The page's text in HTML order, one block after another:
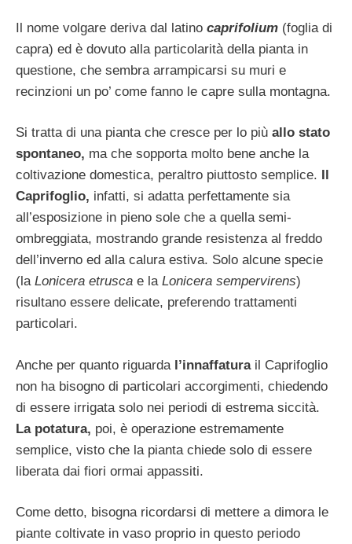
Il nome volgare deriva dal latino caprifolium (foglia di
capra) ed è dovuto alla particolarità della pianta in
questione, che sembra arrampicarsi su muri e
recinzioni un po’ come fanno le capre sulla montagna.
Si tratta di una pianta che cresce per lo più allo stato
spontaneo, ma che sopporta molto bene anche la
coltivazione domestica, peraltro piuttosto semplice.
Caprifoglio, infatti, si adatta perfettamente sia
all’esposizione in pieno sole che a quella semi-
ombreggiata, mostrando grande resistenza al freddo
dell’inverno ed alla calura estiva. Solo alcune specie
(la Lonicera etrusca e la Lonicera sempervirens)
risultano essere delicate, preferendo trattamenti
particolari.
Anche per quanto riguarda l’innaffaturail Caprifoglio
non ha bisogno di particolari accorgimenti, chiedendo
di essere irrigata solo nei periodi di estrema siccità.
La potatura, poi, è operazione estremamente
semplice, visto che la pianta chiede solo di essere
liberata dai fiori ormai appassiti.
Come detto, bisogna ricordarsi di mettere a dimora le
piante coltivate in vaso proprio in questo periodo